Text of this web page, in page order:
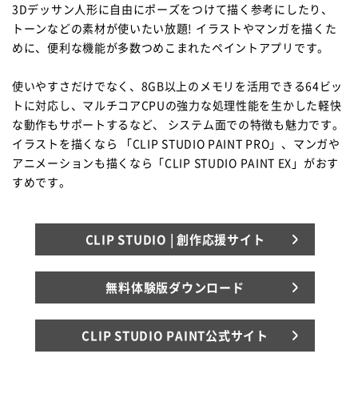
3Dデッサン人形に自由にポーズをつけて描く参考にしたり、
トーンなどの素材が使いたい放題! イラストやマンガを描くた
めに、便利な機能が多数つめこまれたペイントアプリです。
使いやすさだけでなく、8GB以上のメモリを活用できる64ビッ
トに対応し、マルチコアCPUの強力な処理性能を生かした軽快
な動作もサポートするなど、 システム面での特徴も魅力です。
イラストを描くなら 「CLIP STUDIO PAINT PRO」、マンガや
アニメーションも描くなら「CLIP STUDIO PAINT EX」がおす
すめです。
CLIP STUDIO | 創作応援サイト
無料体験版ダウンロード
CLIP STUDIO PAINT公式サイト